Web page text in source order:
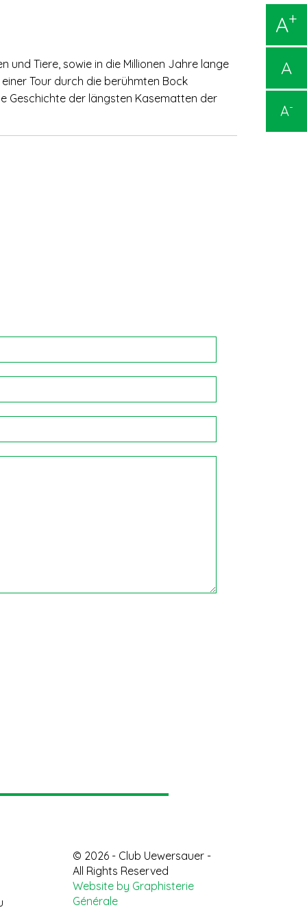
A+
A
A-
und Tiere, sowie in die Millionen Jahre lange
Tour durch die berühmten Bock
Geschichte der längsten Kasematten der
© 2026 - Club Uewersauer -
All Rights Reserved
Website by Graphisterie
Générale